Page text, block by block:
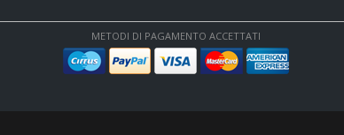
METODI DI PAGAMENTO ACCETTATI